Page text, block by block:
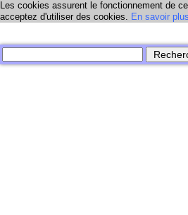
Les cookies assurent le fonctionnement de
acceptez d'utiliser des cookies. En savoir plus